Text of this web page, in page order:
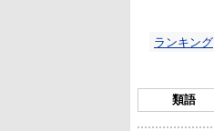
ランキング
類語